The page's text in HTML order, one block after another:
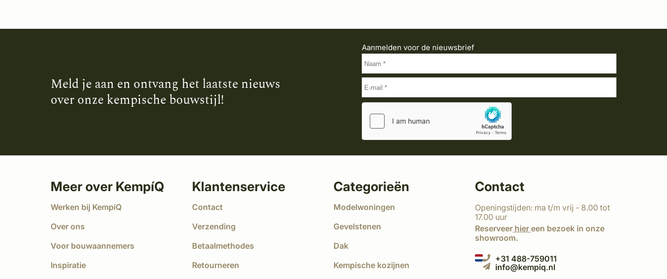
Meld je aan en ontvang het laatste nieuws
over onze kempische bouwstijl!
Aanmelden voor de nieuwsbrief
Meer over KempíQ
Werken bij KempíQ
Over ons
Voor bouwaannemers
Inspiratie
Klantenservice
Contact
Verzending
Betaalmethodes
Retourneren
Categorieën
Modelwoningen
Gevelstenen
Dak
Kempische kozijnen
Contact
Openingstijden: ma t/m vrij - 8.00 tot
17.00 uur
Reserveer hier een bezoek in onze
showroom.
+31 488-759011
info@kempiq.nl